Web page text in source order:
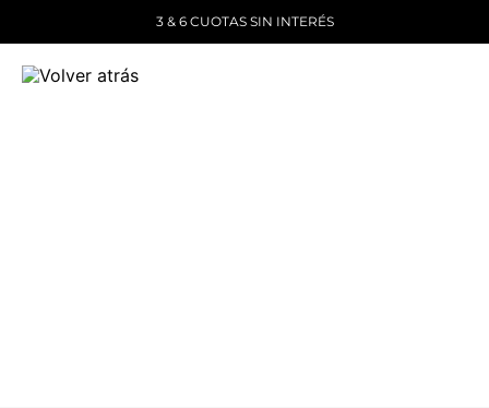
3 & 6 CUOTAS SIN INTERÉS